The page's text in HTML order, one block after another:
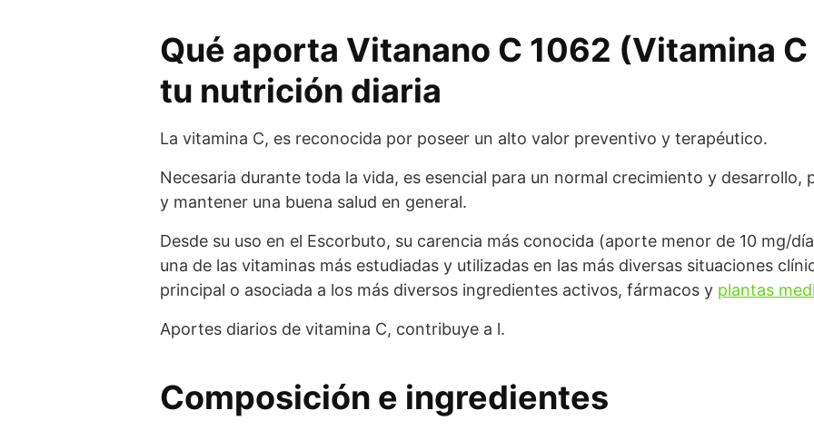
Qué aporta Vitanano C 1062 (Vitamina C
tu nutrición diaria
La vitamina C, es reconocida por poseer un alto valor preventivo y terapéutico.
Necesaria durante toda la vida, es esencial para un normal crecimiento y desarrollo,
y mantener una buena salud en general.
Desde su uso en el Escorbuto, su carencia más conocida (aporte menor de 10 mg/
una de las vitaminas más estudiadas y utilizadas en las más diversas situaciones
principal o asociada a los más diversos ingredientes activos, fármacos y plantas
Aportes diarios de vitamina C, contribuye a l.
Composición e ingredientes